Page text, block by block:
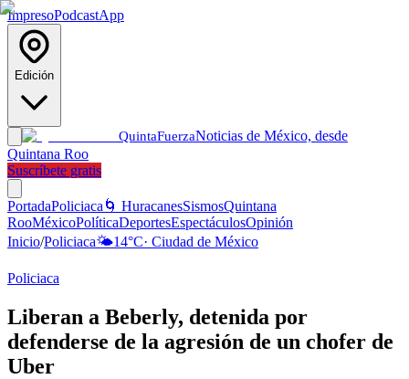
ImpresoPodcastApp
Edición
QuintaFuerzaNoticias de México, desde
Quintana Roo
Suscríbete gratis
PortadaPoliciaca 🌀 HuracanesSismosQuintana
RooMéxicoPolíticaDeportesEspectáculosOpinión
Inicio/Policiaca🌤️14°C· Ciudad de México
Policiaca
Liberan a Beberly, detenida por
defenderse de la agresión de un chofer de
Uber